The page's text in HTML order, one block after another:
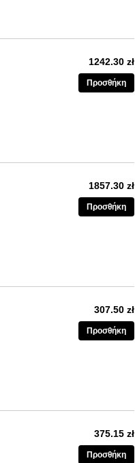
1242.30 zł
Προσθήκη
1857.30 zł
Προσθήκη
307.50 zł
Προσθήκη
375.15 zł
Προσθήκη